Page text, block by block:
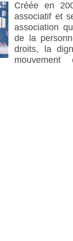
Créée en
associatif et
association
de la
droits, la